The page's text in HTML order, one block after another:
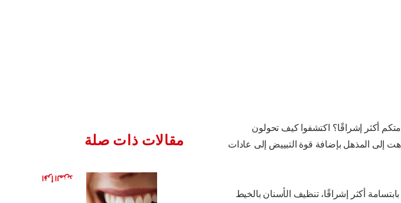
أكثر إشراقًا؟ اكتشفوا كيف تحولون
إلى المذهل بإضافة قوة التبييض إلى عادات
أكثر إشراقًا، تنظيف الأسنان بالخيط
مقالات ذات صلة
اقرأ المزيد